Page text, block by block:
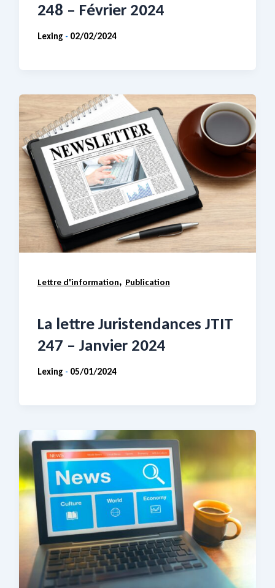
248 – Février 2024
Lexing - 02/02/2024
Lettre d'information, Publication
La lettre Juristendances JTIT
247 – Janvier 2024
Lexing - 05/01/2024